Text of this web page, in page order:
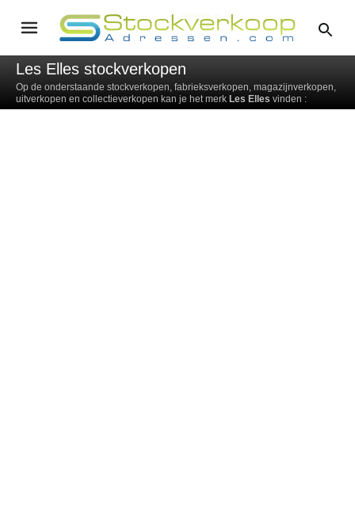
Les Elles stockverkopen
Op de onderstaande stockverkopen, fabrieksverkopen, magazijnverkopen,
uitverkopen en collectieverkopen kan je het merk Les Elles vinden :